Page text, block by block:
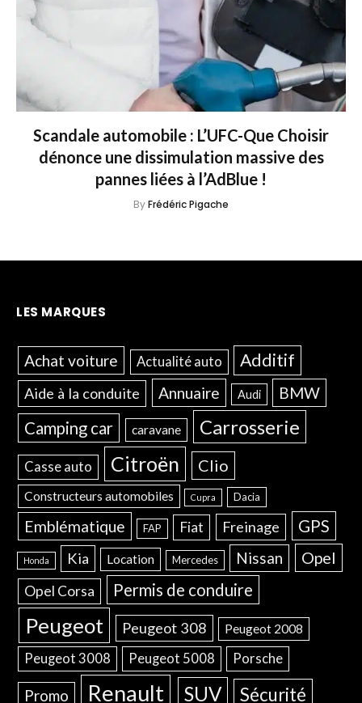
Scandale automobile : L’UFC-Que Choisir
dénonce une dissimulation massive des
pannes liées à l’AdBlue !
ByFrédéric Pigache
LES MARQUES
Achat voiture Actualité auto Additif
Aide à la conduite Annuaire Audi BMW
Camping car caravane Carrosserie
Casse auto Citroën Clio
Constructeurs automobiles Cupra Dacia
Emblématique FAP Fiat Freinage GPS
Honda Kia Location Mercedes Nissan Opel
Opel Corsa Permis de conduire
Peugeot Peugeot 308 Peugeot 2008
Peugeot 3008 Peugeot 5008 Porsche
Promo Renault SUV Sécurité